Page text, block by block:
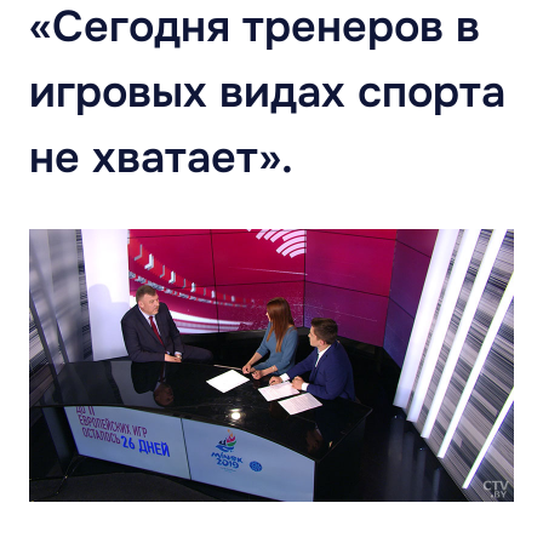
«Сегодня тренеров в
игровых видах спорта
не хватает».